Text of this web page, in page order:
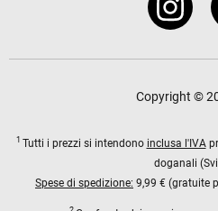
Copyright ©
1 Tutti i prezzi si intendono inclusa l'IVA
doganali
Spese di spedizione: 9,99 € (gratuite